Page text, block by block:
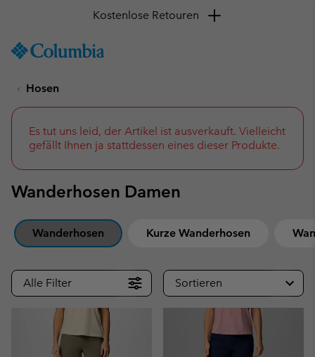
TO
SKIP
NAV
SKIP
TO
SEARCH
Hosen
Es tut uns leid, der Artikel ist ausverkauft. Vielleicht
gefällt Ihnen ja stattdessen eines dieser Produkte.
Wanderhosen Damen
Wanderhosen Kurze Wanderhosen
Alle Filter Sortieren